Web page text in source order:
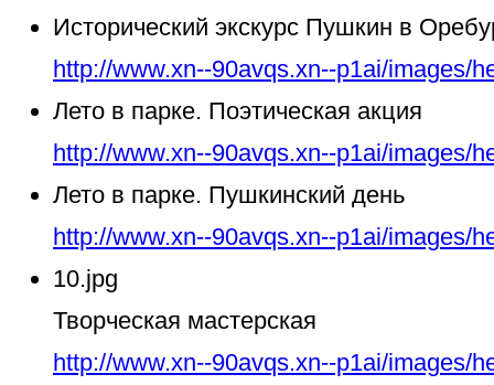
Исторический экскурс Пушкин в
http://www.xn--90avqs.xn--p1ai/images/
Лето в парке. Поэтическая акция
http://www.xn--90avqs.xn--p1ai/images/
Лето в парке. Пушкинский день
http://www.xn--90avqs.xn--p1ai/images/
10.jpg
Творческая мастерская
http://www.xn--90avqs.xn--p1ai/images/